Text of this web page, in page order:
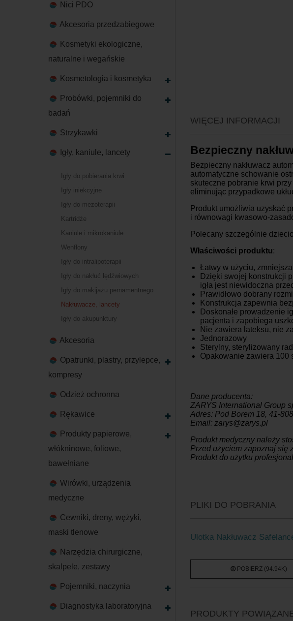
Nici PDO
Akcesoria przedzabiegowe
Kosmetyki ekologiczne,
naturalne i wegańskie
Kosmetologia i kosmetyka
Probówki, pojemniki do
badań
Strzykawki
Igły, kaniule, lancety
Igły do pobierania krwi
Igły iniekcyjne
Igły do mezoterapii
Kartridże
Kaniule i mikrokaniule
Wenflony
Igły do intralipoterapii
Igły do nakłuć lędźwiowych
Igły do makijażu pernamentnego
Nakłuwacze, lancety
Igły do akupunktury
Akcesoria
Opatrunki, plastry, przylepce,
kompresy
Odzież ochronna
Rękawice
Produkty papierowe,
włókninowe, foliowe,
bawełniane
Wirówki, urządzenia
medyczne
Cewniki, dreny, wężyki,
maski tlenowe
Narzędzia chirurgiczne,
skalpele, zestawy
Pojemniki, naczynia
Diagnostyka laboratoryjna
WIĘCEJ INFORMACJI
Bezpieczny
Bezpieczny nakłuwacz
automatyczne schowanie
skuteczne pobranie krwi
eliminując przypadkowe
Produkt umożliwia uzyskać
i równowagi kwasowo-
Polecany szczególnie
Właściwości produktu:
Łatwy w użyciu,
Dzięki swojej konstrukcji
igła jest niewidoczna
Prawidłowo dobrany
Konstrukcja zapewnia
Doskonałe prowadzenie
pacjenta i zapobiega
Nie zawiera lateksu, nie
Jednorazowy
Sterylny, sterylizowany
Opakowanie zawiera 100
Dane producenta:
ZARYS International Group
Adres: Pod Borem 18, 41-
Email: zarys@zarys.pl
Produkt medyczny należy
Przed użyciem zapoznaj się
Produkt do użytku
PLIKI DO POBRANIA
Ulotka Nakłuwacz
POBIERZ (94.94K)
PRODUKTY